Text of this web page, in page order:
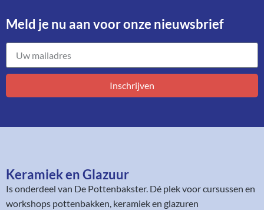
Meld je nu aan voor onze nieuwsbrief​
Inschrijven
Keramiek en Glazuur​
Is onderdeel van De Pottenbakster. Dé plek voor cursussen en
workshops pottenbakken, keramiek en glazuren